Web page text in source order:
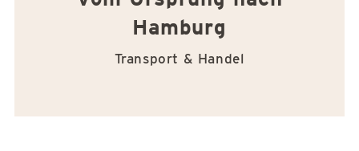
Hamburg
Transport & Handel